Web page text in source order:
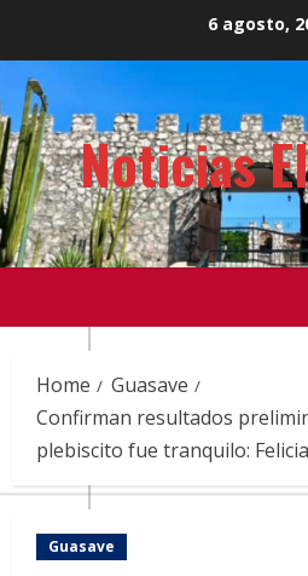
content
6 agosto,
Noticias
Home
Guasave
Confirman resultados
plebiscito fue tranquilo:
Guasave